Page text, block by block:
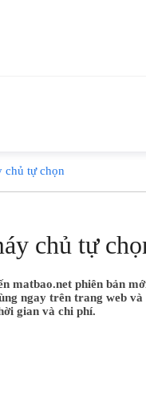
chủ tự chọn
chủ tự
phiên bản
ngay trên trang web
gian và chi phí.